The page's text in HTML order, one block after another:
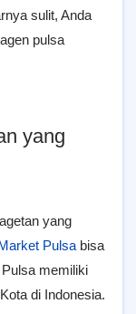
sulit, Anda
pulsa
yang
yang
Pulsa bisa
memiliki
di Indonesia.